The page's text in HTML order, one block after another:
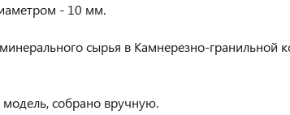
- 10 мм.
сырья в Камнерезно-гранильной
собрано вручную.